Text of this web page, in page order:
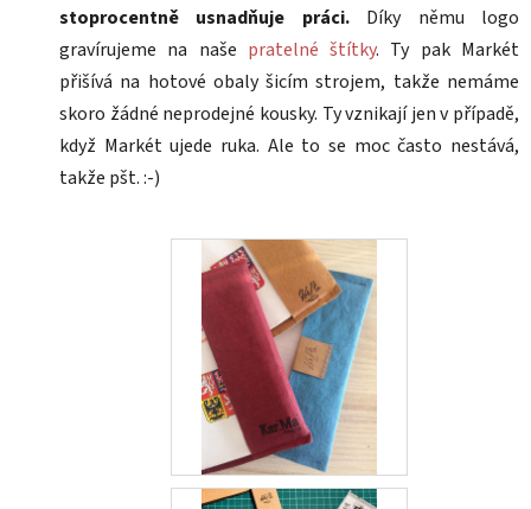
stoprocentně usnadňuje práci. Díky němu logo
gravírujeme na naše pratelné štítky. Ty pak Markét
přišívá na hotové obaly šicím strojem, takže nemáme
skoro žádné neprodejné kousky. Ty vznikají jen v případě,
když Markét ujede ruka. Ale to se moc často nestává,
takže pšt. :-)